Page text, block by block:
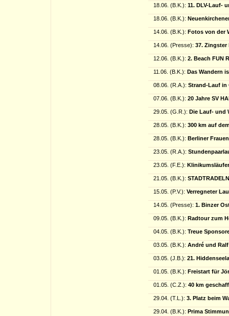
18.06. (B.K.): 11. DLV-Lauf-
18.06. (B.K.):
14.06. (B.K.): Fotos von der
14.06. (Presse): 37. Zingster
12.06. (B.K.): 2. Beach FUN
11.06. (B.K.): Das Wandern
08.06. (R.A.): Strand-Lauf in
07.06. (B.K.): 20 Jahre SV
29.05. (G.R.): Die Lauf- und
28.05. (B.K.): 300 km auf
28.05. (B.K.): Berliner
23.05. (R.A.):
23.05. (F.E.):
21.05. (B.K.):
15.05. (P.V.): Verregneter
14.05. (Presse): 1. Binzer
09.05. (B.K.): Radtour zum
04.05. (B.K.): Treue
03.05. (B.K.): André und
03.05. (J.B.): 21.
01.05. (B.K.): Freistart für
01.05. (C.Z.): 40 km
29.04. (T.L.): 3. Platz beim
29.04. (B.K.): Prima